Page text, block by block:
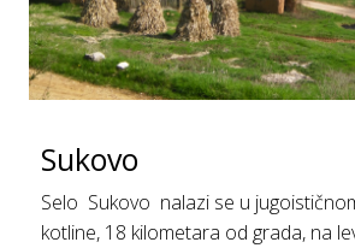
Sukovo
Selo Sukovo nalazi se u
kotline, 18 kilometara od grada, na